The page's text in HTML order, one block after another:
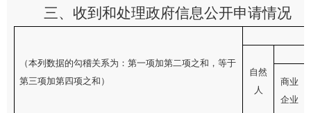
三、收到和处理政府信息公开申请情况
（本列数据的勾稽关系为：第一项加第二项之和，等于
第三项加第四项之和）
自然
人
商业
企业